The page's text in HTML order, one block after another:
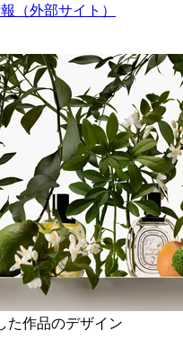
（外部サイト）
た作品のデザイン